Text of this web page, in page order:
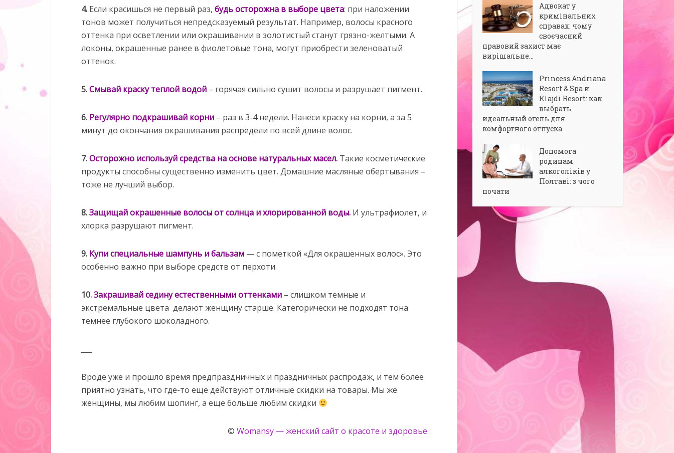
4. Если красишься не первый раз, будь осторожна в выборе цвета: при наложении
тонов может получиться непредсказуемый результат. Например, волосы красного
оттенка при осветлении или окрашивании в золотистый станут грязно-желтыми. А
локоны, окрашенные ранее в фиолетовые тона, могут приобрести зеленоватый
оттенок.
5.Смывай краску теплой водой – горячая сильно сушит волосы и разрушает пигмент.
6. Регулярно подкрашивай корни – раз в 3-4 недели. Нанеси краску на корни, а за 5
минут до окончания окрашивания распредели по всей длине волос.
7.Осторожно используй средства на основе натуральных масел. Такие косметические
продукты способны существенно изменить цвет. Домашние масляные обертывания –
тоже не лучший выбор.
8.Защищай окрашенные волосы от солнца и хлорированной воды. И ультрафиолет, и
хлорка разрушают пигмент.
9. Купи специальные шампунь и бальзам — с пометкой «Для окрашенных волос». Это
особенно важно при выборе средств от перхоти.
10.Закрашивай седину естественными оттенками – слишком темные и
экстремальные цвета делают женщину старше. Категорически не подходят тона
темнее глубокого шоколадного.
Вроде уже и прошло время предпраздничных и праздничных распродаж, и тем более
приятно узнать, что где-то еще действуют отличные скидки на товары. Мы же
женщины, мы любим шопинг, а еще больше любим скидки
© Womansy — женский сайт о красоте и здоровье
Адвокат у
кримінальних
справах: чому
своєчасний
правовий захист має
вирішальне...
Princess Andriana
Resort & Spa и
Klajdi Resort: как
выбрать
идеальный отель для
комфортного отпуска
Допомога
родинам
алкоголіків у
Полтаві: з чого
почати